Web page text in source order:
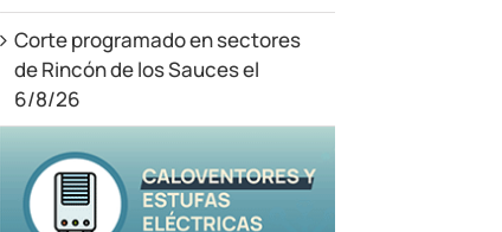
Corte programado en sectores
de Rincón de los Sauces el
6/8/26